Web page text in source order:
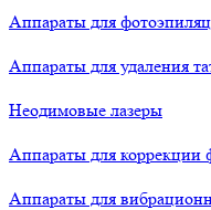
Аппараты для
Аппараты для удаления
Неодимовые лазеры
Аппараты для коррекции
Аппараты для